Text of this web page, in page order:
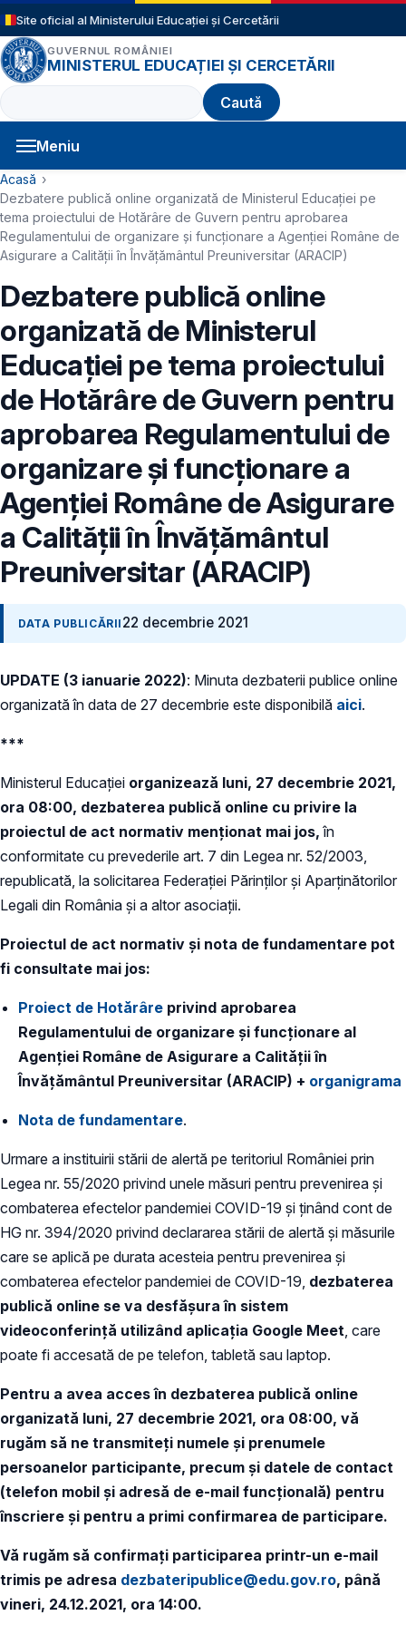
Sari la conținutul principal
Site oficial al Ministerului Educației și Cercetării
GUVERNUL ROMÂNIEI
MINISTERUL EDUCAȚIEI ȘI CERCETĂRII
Caută
Meniu
Navigație principală
Cale de navigare
Acasă
Dezbatere publică online organizată de Ministerul Educației pe
tema proiectului de Hotărâre de Guvern pentru aprobarea
Regulamentului de organizare și funcționare a Agenției Române de
Asigurare a Calității în Învățământul Preuniversitar (ARACIP)
Dezbatere publică online
organizată de Ministerul
Educației pe tema proiectului
de Hotărâre de Guvern pentru
aprobarea Regulamentului de
organizare și funcționare a
Agenției Române de Asigurare
a Calității în Învățământul
Preuniversitar (ARACIP)
DATA PUBLICĂRII 22 decembrie 2021
UPDATE (3 ianuarie 2022): Minuta dezbaterii publice online
organizată în data de 27 decembrie este disponibilă aici.
***
Ministerul Educației organizează luni, 27 decembrie 2021,
ora 08:00, dezbaterea publică online cu privire la
proiectul de act normativ menționat mai jos,în
conformitate cu prevederile art. 7 din Legea nr. 52/2003,
republicată, la solicitarea Federației Părinților și Aparținătorilor
Legali din România și a altor asociații.
Proiectul de act normativ și nota de fundamentare pot
fi consultate mai jos:
Proiect de Hotărâre privind aprobarea
Regulamentului de organizare şi funcţionare al
Agenţiei Române de Asigurare a Calităţii în
Învăţământul Preuniversitar (ARACIP) + organigrama
Nota de fundamentare.
Urmare a instituirii stării de alertă pe teritoriul României prin
Legea nr. 55/2020 privind unele măsuri pentru prevenirea și
combaterea efectelor pandemiei COVID-19 și ținând cont de
HG nr. 394/2020 privind declararea stării de alertă și măsurile
care se aplică pe durata acesteia pentru prevenirea și
combaterea efectelor pandemiei de COVID-19, dezbaterea
publică online se va desfășura în sistem
videoconferinţă utilizând aplicația Google Meet , care
poate fi accesată de pe telefon, tabletă sau laptop.
Pentru a avea acces în dezbaterea publică online
organizată luni, 27 decembrie 2021, ora 08:00, vă
rugăm să ne transmiteți numele și prenumele
persoanelor participante, precum și datele de contact
(telefon mobil şi adresă de e-mail funcțională) pentru
înscriere și pentru a primi confirmarea de participare.
Vă rugăm să confirmați participarea printr-un e-mail
trimis pe adresa dezbateripublice@edu.gov.ro, până
vineri, 24.12.2021, ora 14:00.